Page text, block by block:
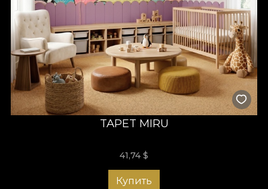
TAPET MIRU
41,74 $
Купить